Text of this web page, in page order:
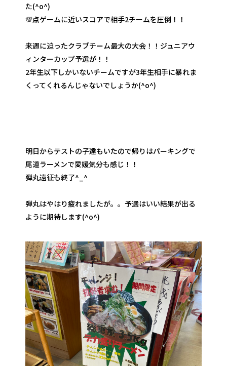
た(^o^)
💯点ゲームに近いスコアで相手2チームを圧倒！！
来週に迫ったクラブチーム最大の大会！！ジュニアウ
ィンターカップ予選が！！
2年生以下しかいないチームですが3年生相手に暴れま
くってくれるんじゃないでしょうか(^o^)
明日からテストの子達もいたので帰りはパーキングで
尾道ラーメンで愛媛気分も感じ！！
弾丸遠征も終了^_^
弾丸はやはり疲れましたが。。予選はいい結果が出る
ように期待します(^o^)